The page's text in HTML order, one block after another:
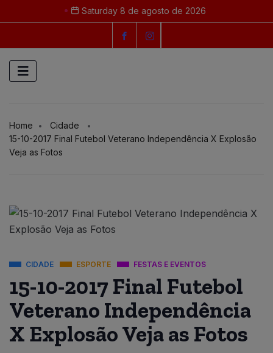
Saturday 8 de agosto de 2026
Home
Cidade
15-10-2017 Final Futebol Veterano Independência X Explosão
Veja as Fotos
CIDADE ESPORTE FESTAS E EVENTOS
15-10-2017 Final Futebol
Veterano Independência
X Explosão Veja as Fotos